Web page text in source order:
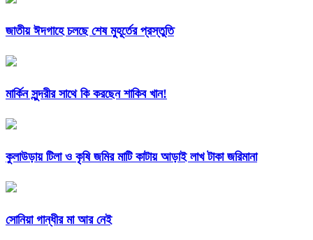
জাতীয় ঈদগাহে চলছে শেষ মুহূর্তের প্রস্তুতি
মার্কিন সুন্দরীর সাথে কি করছেন শাকিব খান!
কুলাউড়ায় টিলা ও কৃষি জমির মাটি কাটায় আড়াই লাখ টাকা জরিমানা
সোনিয়া গান্ধীর মা আর নেই